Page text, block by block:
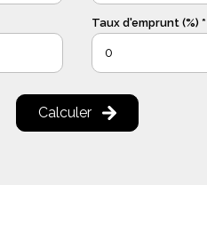
Taux d'emprunt (%) *
Calculer